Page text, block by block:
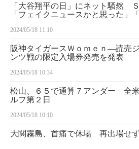
「大谷翔平の日」にネット騒然
「フェイクニュースかと思った」
2024/05/18 11:10
阪神タイガースＷｏｍｅｎ―読売
ンツ戦の限定入場券発売を発表
2024/05/18 10:34
松山、６５で通算７アンダー 全
ルフ第２日
2024/05/18 10:10
大関霧島、首痛で休場 再出場せ